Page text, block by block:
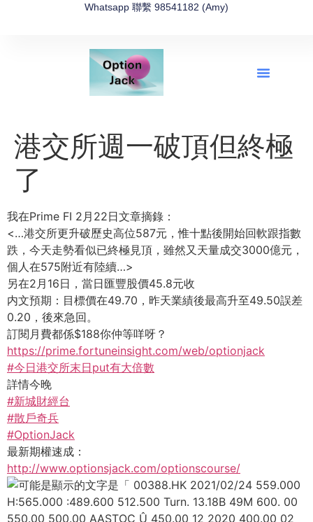
Whatsapp 聯繫 98541182 (Amy)
港交所週一破頂但終極
了
我在Prime FI 2月22日文章摘錄：
<…港交所更升破歷史高位587元，惟十點後開始回軟跟指數
跌，今天走勢看似已終極見頂，雖然又天量成交3000億元，
個人在575附近有陸續…>
另在2月16日，當日匯豐股價45.8元收
内文預期：目標價在49.70，昨天業績後最高升至49.50誤差
0.20，後來急回。
訂閱月費都係$188你仲等咩呀？
https://prime.fortuneinsight.com/web/optionjack
#今日港交所末日put有大倍數
詳情今晚
#新城財經台
#散戶奇兵
#OptionJack
最新期權速成：
http://www.optionsjack.com/optionscourse/